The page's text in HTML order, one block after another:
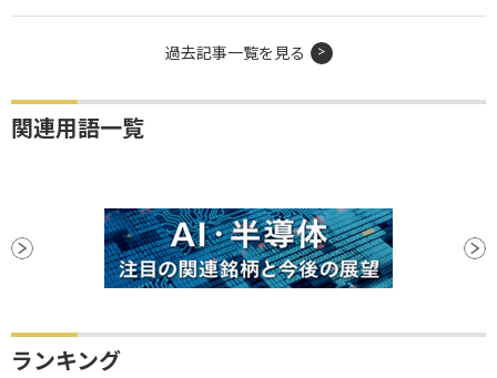
過去記事一覧を見る
関連用語一覧
ランキング